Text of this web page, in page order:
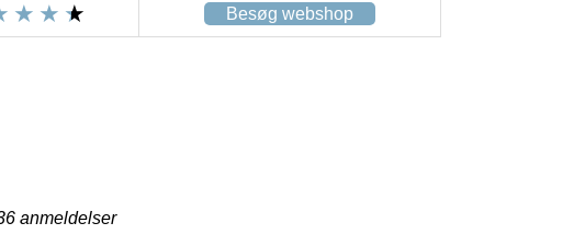
Besøg webshop
anmeldelser